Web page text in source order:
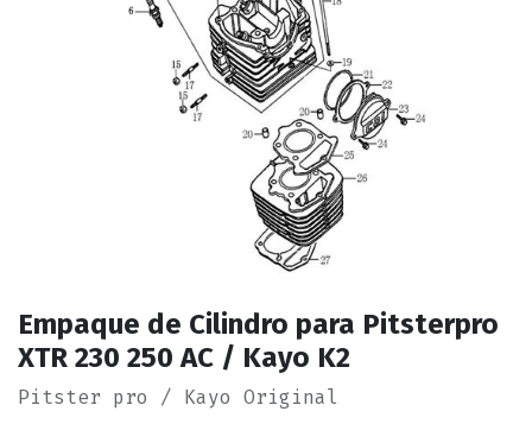
Empaque de Cilindro para Pitsterpro
XTR 230 250 AC / Kayo K2
Pitster pro / Kayo Original